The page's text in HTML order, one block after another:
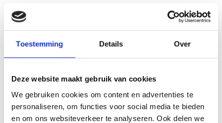
Toestemming Details Over
Deze website maakt gebruik van cookies
We gebruiken cookies om content en advertenties te
personaliseren, om functies voor social media te bieden
en om ons websiteverkeer te analyseren. Ook delen we
op een onderwerp waarover jij meer wil weten.
Pgb Mijn bijzondere kind
Balans
Mantelzorg en werk Waardering